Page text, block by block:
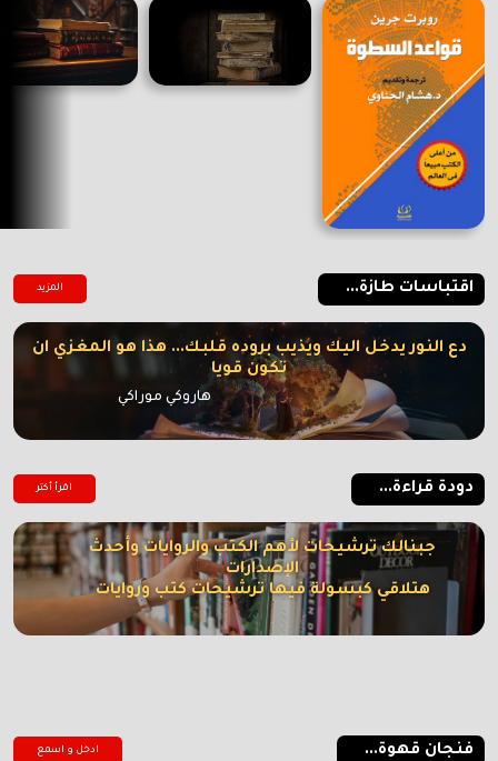
اقتباسات طازة... المزيد
دع النور يدخل اليك ويذيب بروده قلبك... هذا هو المغزي ان
تكون قويا
هاروكي موراكي
دودة قراءة... اقرأ أكتر
جبنالك ترشيحات لأهم الكتب والروايات وأحدث
الإصدارات
هتلاقي كبسولة فيها ترشيحات كتب وروايات
فنجان قهوة... ادخل و اسمع